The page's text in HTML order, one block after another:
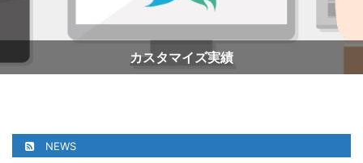
カスタマイズ実績
NEWS